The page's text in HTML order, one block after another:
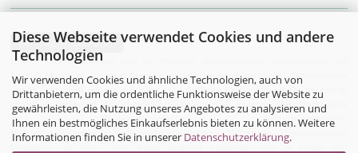
Diese Webseite verwendet Cookies und andere
Technologien
Wir verwenden Cookies und ähnliche Technologien, auch von
Drittanbietern, um die ordentliche Funktionsweise der Website zu
gewährleisten, die Nutzung unseres Angebotes zu analysieren und
Ihnen ein bestmögliches Einkaufserlebnis bieten zu können. Weitere
Informationen finden Sie in unserer Datenschutzerklärung.
Vertrag widerrufen
Endlich einfach einkaufen auch für Allergiker, Neurodermitiker, Umweltkranke und
sensible Menschen. Alles was Allergiker im täglichen Leben bei Allergie, Neurodermitis
und MCS brauchen, bietet die Firma allsana- Produkte für Allergiker im Online-Shop zu
kaufen an: Bettwaren und für Allergiker,
Encasing (Milbenbettwäsche
für Hausstauballergiker), Neurodermitisoverall
Neurodermitiskleidung,
Hautpflegeprodukte ,Kosmetik , Waschmittel
und vieles mehr wurde sorgfältig ausgewählt und zu einem sehr